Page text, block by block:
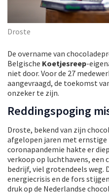
Droste
De overname van
Belgische Koetjesreep-
niet door. Voor de 27
aangevraagd, de toekomst
onzeker te zijn.
Reddingspoging
Droste, bekend van zijn
afgelopen jaren met ernstige
coronapandemie hakte er
verkoop op luchthavens,
bedrijf, viel grotendeels weg.
energiecrisis en de fors
druk op de Nederlandse